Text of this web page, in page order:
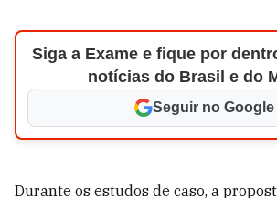
Siga a Exame e fique por
notícias do Brasil e do
Seguir no Google
Durante os estudos de caso, a